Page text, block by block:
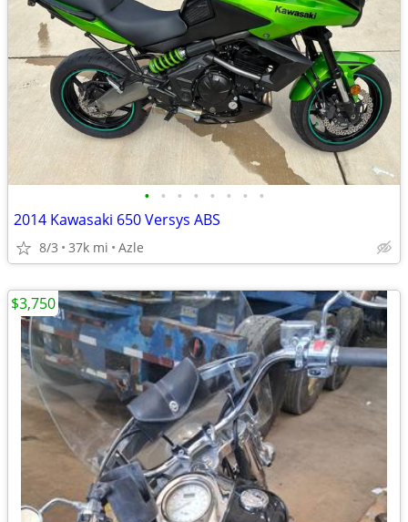
• • • • • • • •
2014 Kawasaki 650 Versys ABS
8/3 37k mi Azle
$3,750